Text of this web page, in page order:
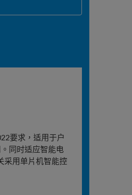
要求，适用于户
同时适应智能电
采用单片机智能控